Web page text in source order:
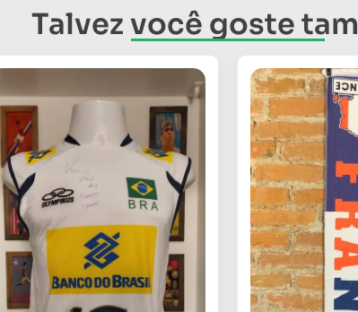
Talvez você goste